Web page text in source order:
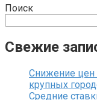
Поиск
Свежие
Снижение цен
крупных
Средние